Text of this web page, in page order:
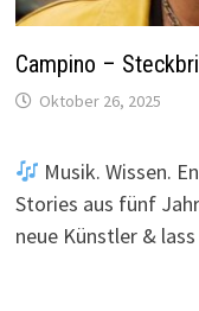
Campino –
Oktober 26, 2025
Musik. Wissen.
Stories aus fünf
neue Künstler &